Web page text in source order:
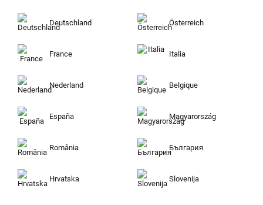
Deutschland Österreich
France Italia
Nederland Belgique
España Magyarország
România България
Hrvatska Slovenija